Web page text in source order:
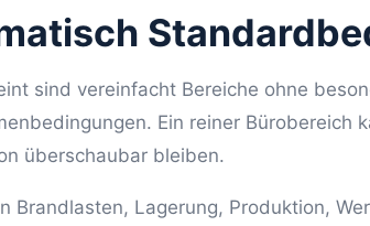
sind vereinfacht Bereiche ohne
Ein reiner Bürobereich
überschaubar bleiben.
Brandlasten, Lagerung, Produktion,